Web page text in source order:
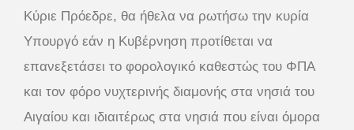
Κύριε Πρόεδρε, θα ήθελα να ρωτήσω την κυρία
Υπουργό εάν η Κυβέρνηση προτίθεται να
επανεξετάσει το φορολογικό καθεστώς του ΦΠΑ
και τον φόρο νυχτερινής διαμονής στα νησιά του
Αιγαίου και ιδιαιτέρως στα νησιά που είναι όμορα